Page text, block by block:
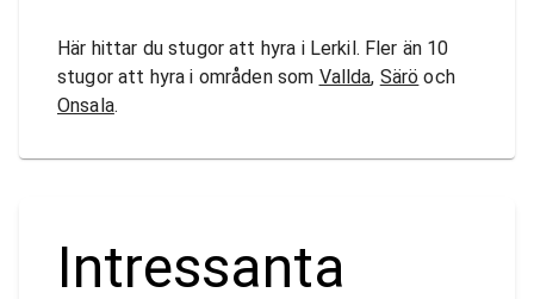
Här hittar du stugor att hyra i Lerkil. Fler än 10
stugor att hyra i områden som Vallda, Särö och
Onsala.
Intressanta